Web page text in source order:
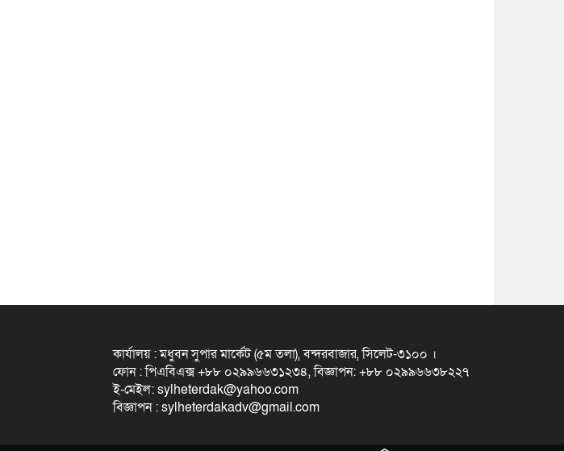
কার্যালয় : মধুবন সুপার মার্কেট (৫ম তলা), বন্দরবাজার, সিলেট-৩১০০ ।
ফোন : পিএবিএক্স +৮৮ ০২৯৯৬৬৩১২৩৪, বিজ্ঞাপন: +৮৮ ০২৯৯৬৬৩৮২২৭
ই-মেইল: sylheterdak@yahoo.com
বিজ্ঞাপন : sylheterdakadv@gmail.com